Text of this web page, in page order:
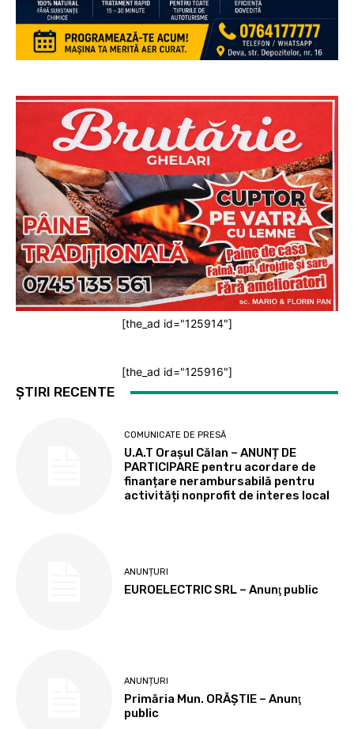
[the_ad id="125914"]
[the_ad id="125916"]
ȘTIRI RECENTE
COMUNICATE DE PRESĂ
U.A.T Orașul Călan – ANUNȚ DE
PARTICIPARE pentru acordare de
finanțare nerambursabilă pentru
activități nonprofit de interes local
ANUNȚURI
EUROELECTRIC SRL – Anunţ public
ANUNȚURI
Primăria Mun. ORĂȘTIE – Anunţ
public